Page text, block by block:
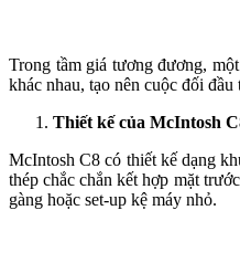
Trong tầm giá tương đương,
khác nhau, tạo nên cuộc đối
Thiết kế của McIntosh
McIntosh C8 có thiết kế dạng
thép chắc chắn kết hợp mặt
gàng hoặc set-up kệ máy nhỏ.